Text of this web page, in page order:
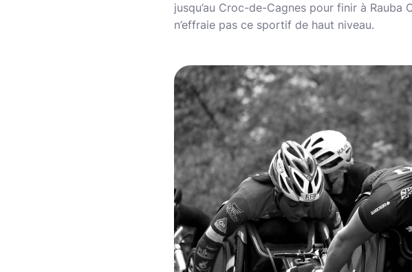
jusqu’au Croc-de-Cagnes pour finir à Rauba
n’effraie pas ce sportif de haut niveau.